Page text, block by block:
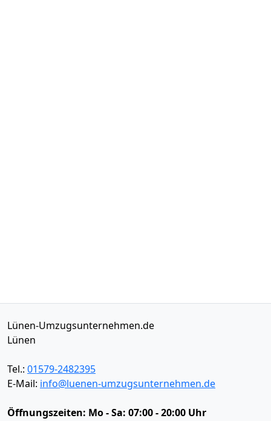
Lünen-Umzugsunternehmen.de
Lünen
Tel.: 01579-2482395
E-Mail: info@luenen-umzugsunternehmen.de
Öffnungszeiten: Mo - Sa: 07:00 - 20:00 Uhr